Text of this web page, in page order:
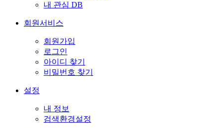
내 관심 DB
회원서비스
회원가입
로그인
아이디 찾기
비밀번호 찾기
설정
내 정보
검색환경설정